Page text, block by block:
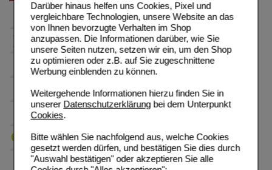
Darüber hinaus helfen uns Cookies, Pixel und
vergleichbare Technologien, unsere Website an das
von Ihnen bevorzugte Verhalten im Shop
anzupassen. Die Informationen darüber, wie Sie
unsere Seiten nutzen, setzen wir ein, um den Shop
zu optimieren oder z.B. auf Sie zugeschnittene
Werbung einblenden zu können.
Weitergehende Informationen hierzu finden Sie in
unserer Datenschutzerklärungbei dem Unterpunkt
Cookies.
Bitte wählen Sie nachfolgend aus, welche Cookies
gesetzt werden dürfen, und bestätigen Sie dies durch
"Auswahl bestätigen" oder akzeptieren Sie alle